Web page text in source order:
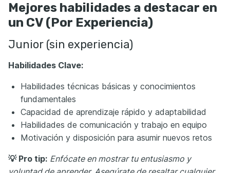
Mejores habilidades a destacar en
un CV (Por Experiencia)
Junior (sin experiencia)
Habilidades Clave:
Habilidades técnicas básicas y conocimientos
fundamentales
Capacidad de aprendizaje rápido y adaptabilidad
Habilidades de comunicación y trabajo en equipo
Motivación y disposición para asumir nuevos retos
💡 Pro tip: Enfócate en mostrar tu entusiasmo y